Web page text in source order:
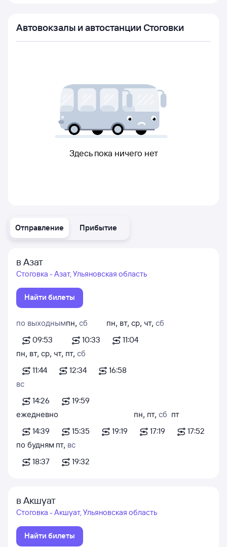
Отправление Прибытие
в Азат
Стоговка - Азат, Ульяновская область
Найти билеты
по выходным
09:53
пн, сб
10:33
пн, вт, ср, чт, сб
11:04
пн, вт, ср, чт, пт, сб
11:44
12:34
16:58
вс
14:26
19:59
ежедневно
14:39
15:35 19:19
пн, пт, сб
17:19
пт
17:52
по будням
18:37
пт, вс
19:32
в Акшуат
Стоговка - Акшуат, Ульяновская область
Найти билеты
Автовокзалы и автостанции Стоговки
Здесь пока ничего нет